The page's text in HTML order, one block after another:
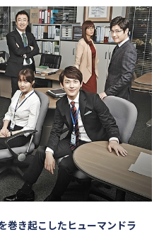
巻き起こしたヒューマンドラ